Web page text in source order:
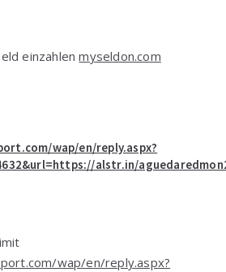
einzahlenmyseldon.com
wap/en/reply.aspx?
alstr.in/
wap/en/reply.aspx?